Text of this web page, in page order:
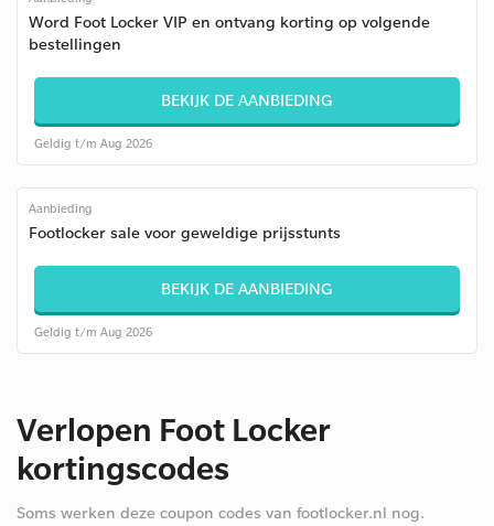
Word Foot Locker VIP en ontvang korting op volgende
bestellingen
BEKIJK DE AANBIEDING
Geldig t/m Aug 2026
Aanbieding
Footlocker sale voor geweldige prijsstunts
BEKIJK DE AANBIEDING
Geldig t/m Aug 2026
Verlopen Foot Locker
kortingscodes
Soms werken deze coupon codes van footlocker.nl nog.